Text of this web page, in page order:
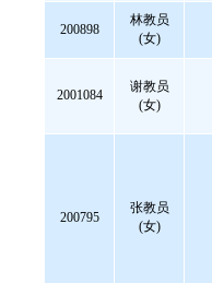
200898
林教员
(女)
2001084
谢教员
(女)
200795
张教员
(女)